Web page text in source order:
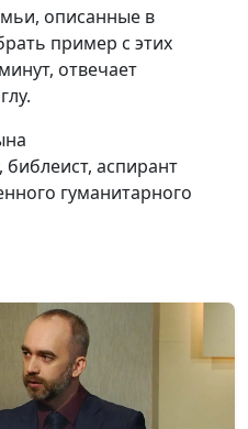
педагог
Богатская, Нелли
Пашинян, педагог
Пашинян, педагог
Богатская, Нелли
#10
Богатская, Нелли
Пашинян, педагог
#9
Анна Богатская, Нелли
Пашинян, педагог
описанные в
пример с этих
отвечает
библеист, аспирант
гуманитарного